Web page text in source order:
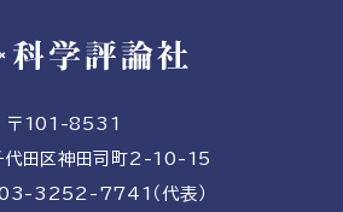
〒101-8531
代田区神田司町2-10-15
3252-7741（代表）